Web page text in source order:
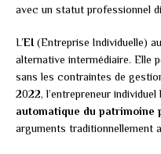
avec un statut professionnel
L’EI (Entreprise Individuelle)
alternative intermédiaire. Elle
sans les contraintes de
2022, l’entrepreneur individuel
automatique du patrimoine
arguments traditionnellement